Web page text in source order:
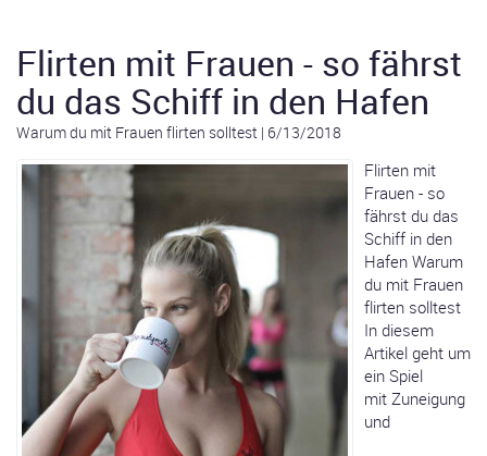
Flirten mit Frauen - so fährst
du das Schiff in den Hafen
Warum du mit Frauen flirten solltest | 6/13/2018
Flirten mit
Frauen - so
fährst du das
Schiff in den
Hafen Warum
du mit Frauen
flirten solltest
In diesem
Artikel geht um
ein Spiel
mit Zuneigung
und